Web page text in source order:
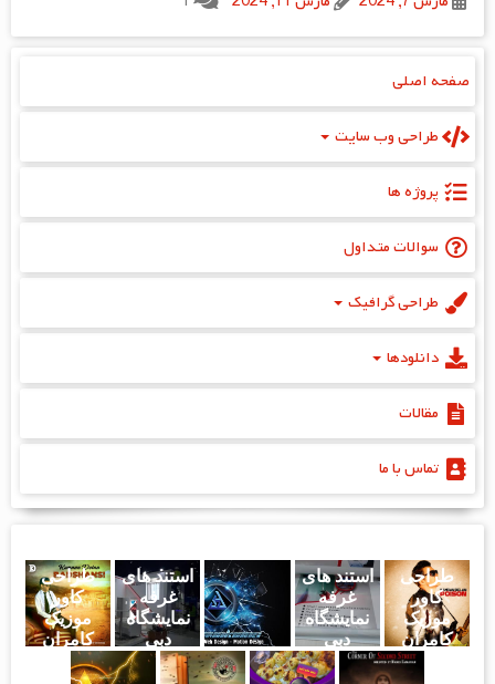
صفحه اصلی
طراحی وب سایت
پروژه‌ ها
سوالات متداول
طراحی گرافیک
دانلودها
مقالات
تماس با ما
طراحی
کاور
موزیک
کامران
دلان - سم
استند های
غرفه
نمایشگاه
دبی
استند های
غرفه
نمایشگاه
دبی
طراحی
کاور
موزیک
کامران
دلان - بد